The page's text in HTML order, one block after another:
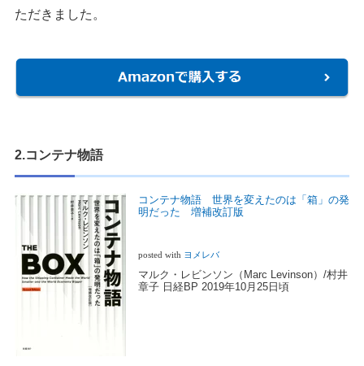
ただきました。
2.コンテナ物語
コンテナ物語 世界を変えたのは「箱」の発
明だった 増補改訂版
posted with ヨメレバ
マルク・レビンソン（Marc Levinson）/村井
章子 日経BP 2019年10月25日頃